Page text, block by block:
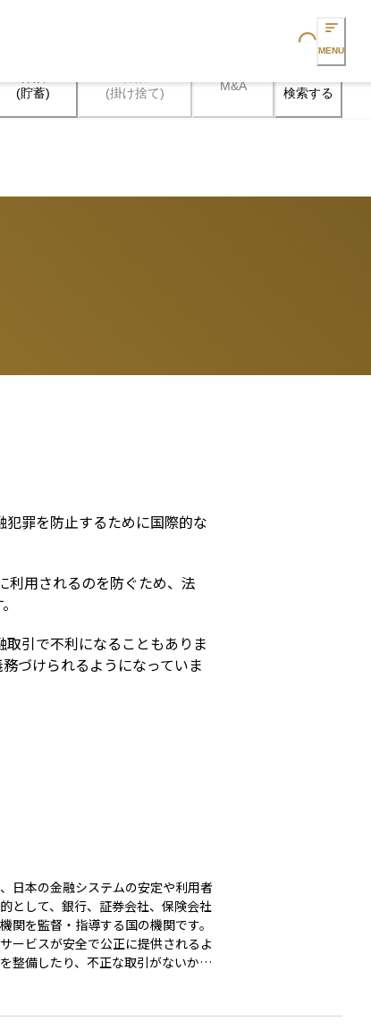
Loading...
MENU
(貯蓄)
(掛け捨て)
M&A 検索する
罪を防止するために国際的な
利用されるのを防ぐため、法
引で不利になることもありま
づけられるようになっていま
日本の金融システムの安定や利用者
として、銀行、証券会社、保険会社
関を監督・指導する国の機関です。
ービスが安全で公正に提供されるよ
整備したり、不正な取引がないかを
督も行っています。金融庁がしっか